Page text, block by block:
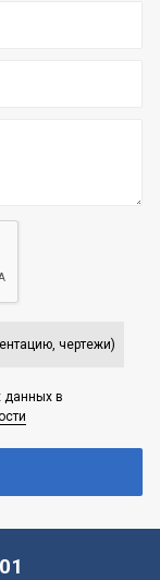
чертежи)
данных в